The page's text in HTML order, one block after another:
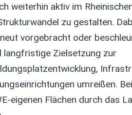
weiterhin aktiv im
zu gestalten.
vorgebracht oder
langfristige Zielsetzung zur
umreißen.
eigenen Flächen durch das